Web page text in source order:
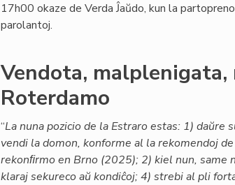
17h00 okaze de Verda Ĵaŭdo, kun la
parolantoj.
Vendota,
Roterdamo
“La nuna pozicio de la Estraro estas: 1) daŭre
vendi la domon, konforme al la rekomendoj
rekonﬁrmo en Brno (2025); 2) kiel nun,
klaraj sekureco aŭ kondiĉoj; 4) strebi al pli